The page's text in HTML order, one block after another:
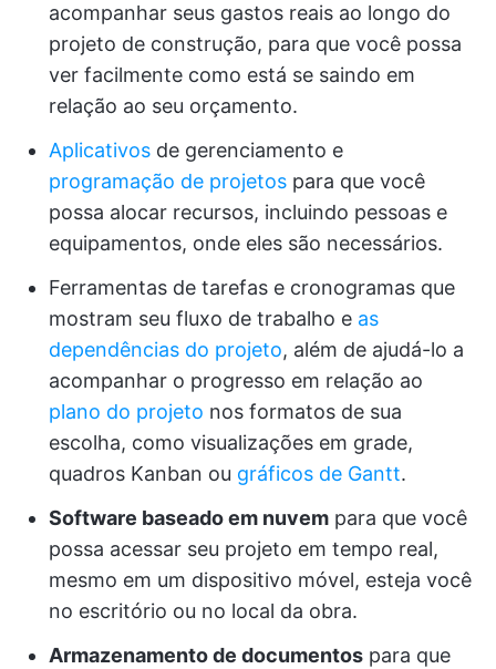
acompanhar seus gastos reais ao longo do
projeto de construção, para que você possa
ver facilmente como está se saindo em
relação ao seu orçamento.
Aplicativos de gerenciamento e
programação de projetos para que você
possa alocar recursos, incluindo pessoas e
equipamentos, onde eles são necessários.
Ferramentas de tarefas e cronogramas que
mostram seu fluxo de trabalho e as
dependências do projeto, além de ajudá-lo a
acompanhar o progresso em relação ao
plano do projeto nos formatos de sua
escolha, como visualizações em grade,
quadros Kanban ou gráficos de Gantt.
Software baseado em nuvem para que você
possa acessar seu projeto em tempo real,
mesmo em um dispositivo móvel, esteja você
no escritório ou no local da obra.
Armazenamento de documentos para que